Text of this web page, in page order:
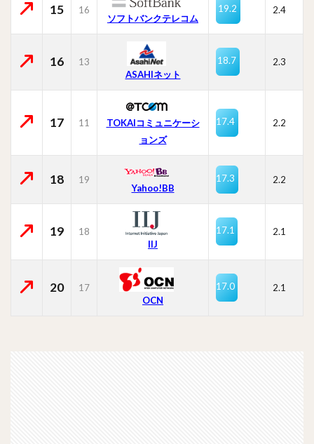
15 16
ソフトバンクテレコム
19.2 2.4
16
13
ASAHIネット
18.7 2.3
17 11
TOKAIコミュニケーシ
ョンズ
17.4 2.2
18 19
Yahoo!BB
17.3 2.2
19
18
IIJ
17.1 2.1
20
17
OCN
17.0 2.1